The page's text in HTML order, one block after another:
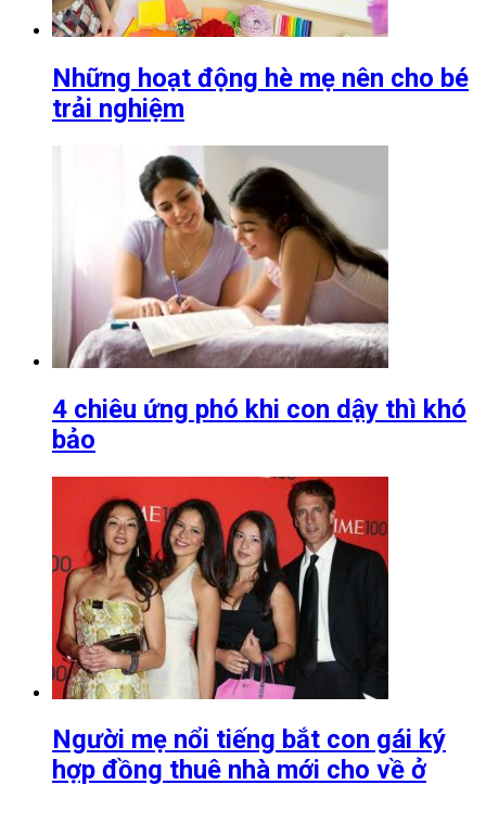
Những hoạt động hè mẹ nên cho bé
trải nghiệm
4 chiêu ứng phó khi con dậy thì khó
bảo
Người mẹ nổi tiếng bắt con gái ký
hợp đồng thuê nhà mới cho về ở